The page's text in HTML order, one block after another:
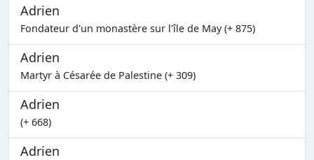
Adrien
Fondateur d'un monastère sur l'île de May (+ 875)
Adrien
Martyr à Césarée de Palestine (+ 309)
Adrien
(+ 668)
Adrien